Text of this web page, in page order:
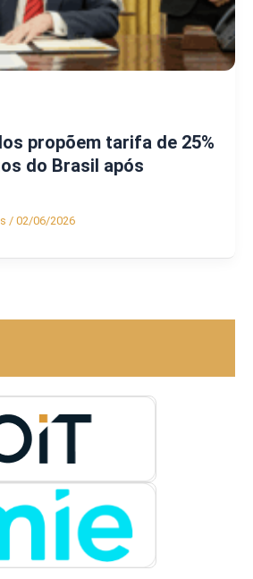
propõem tarifa de 25%
do Brasil após
/ 02/06/2026